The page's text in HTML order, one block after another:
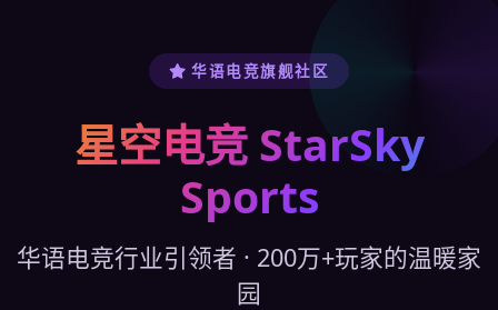
华语电竞旗舰社区
星空电竞 StarSky
Sports
华语电竞行业引领者 · 200万+玩家的温暖家
园